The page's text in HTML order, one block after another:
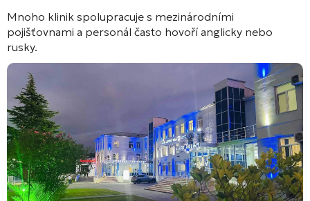
Mnoho klinik spolupracuje s mezinárodními
pojišťovnami a personál často hovoří anglicky nebo
rusky.